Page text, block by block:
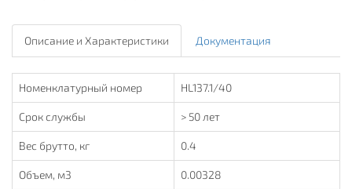
Описание и Характеристики Документация
Номенклатурный номер HL137.1/40
Срок службы > 50 лет
Вес брутто, кг 0.4
Объем, м3 0.00328